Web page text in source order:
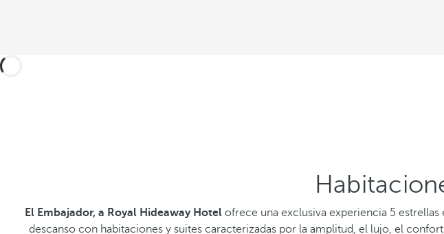
El Embajador, a Royal Hideaway Hotelofrece una exclusiva experiencia 5
descanso con habitaciones y suites caracterizadas por la amplitud, el lujo, el